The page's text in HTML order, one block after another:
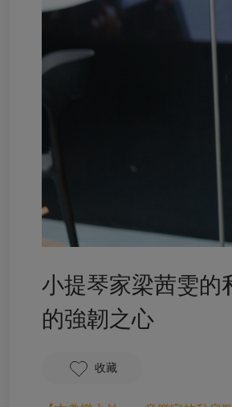
小提琴家梁茜雯
的強韌之心
收藏